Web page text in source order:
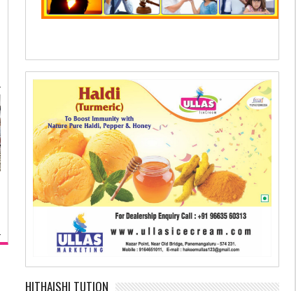
HITHAISHI TUTION